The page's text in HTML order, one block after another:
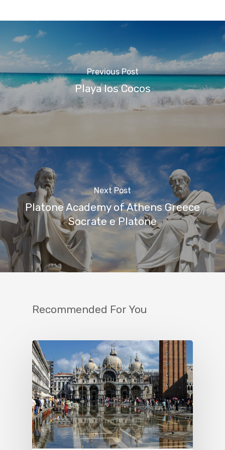
Previous Post
Playa los Cocos
Next Post
Platone Academy of Athens Greece
Socrate e Platone
Recommended For You